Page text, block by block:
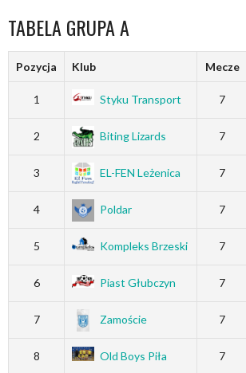
TABELA GRUPA A
Pozycja Klub Mecze
1 Styku Transport 7
2 Biting Lizards 7
3 EL-FEN Leżenica 7
4 Poldar 7
5 Kompleks Brzeski 7
6 Piast Głubczyn 7
7 Zamoście 7
8 Old Boys Piła 7